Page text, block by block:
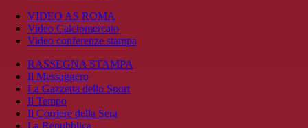
VIDEO AS ROMA
Video Calciomercato
Video conferenze stampa
RASSEGNA STAMPA
Il Messaggero
La Gazzetta dello Sport
Il Tempo
Il Corriere della Sera